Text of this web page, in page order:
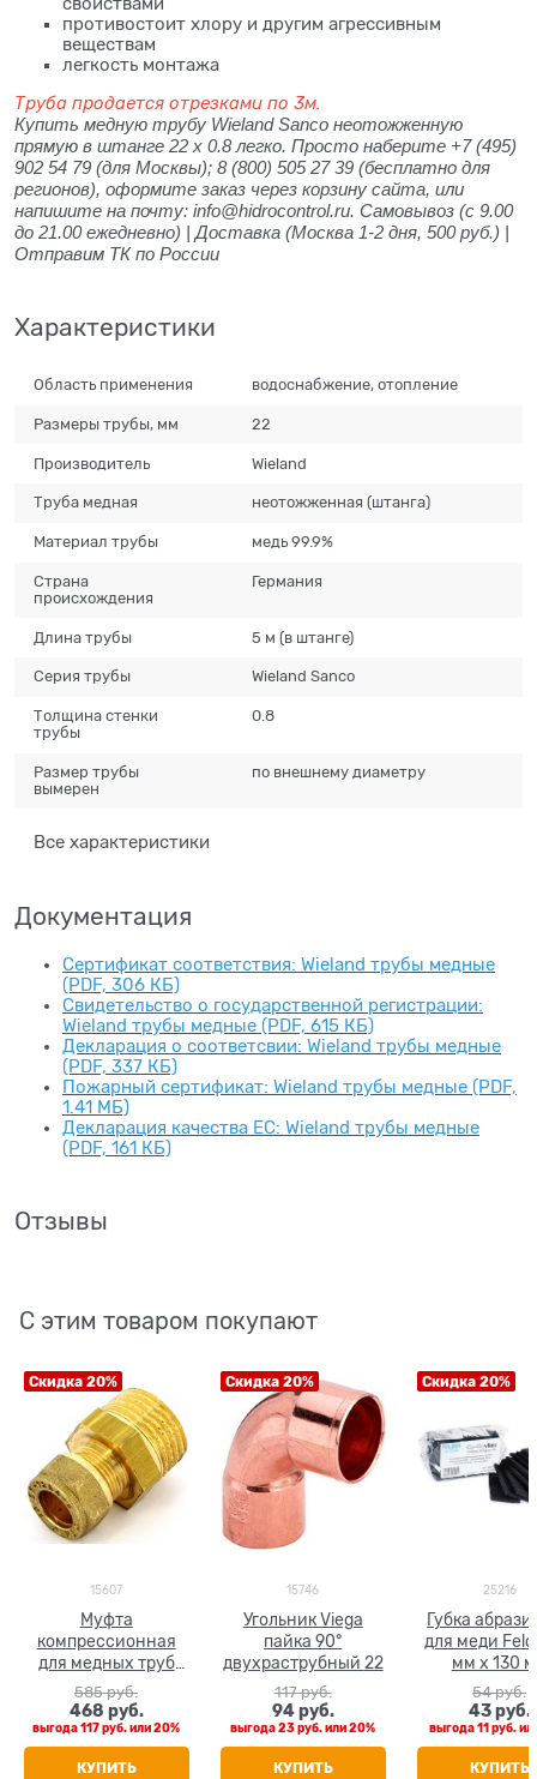
противостоит хлору и другим агрессивным
веществам
легкость монтажа
Труба продается отрезками по 3м.
Купить медную трубу Wieland Sanco неотожженную
прямую в штанге 22 x 0.8 легко. Просто наберите +7 (495)
902 54 79 (для Москвы); 8 (800) 505 27 39 (бесплатно для
регионов), оформите заказ через корзину сайта, или
напишите на почту: info@hidrocontrol.ru. Самовывоз (с 9.00
до 21.00 ежедневно) | Доставка (Москва 1-2 дня, 500 руб.) |
Отправим ТК по России
Характеристики
Область применения водоснабжение, отопление
Размеры трубы, мм 22
Производитель Wieland
Труба медная неотожженная (штанга)
Материал трубы медь 99.9%
Страна
происхождения
Германия
Длина трубы 5 м (в штанге)
Серия трубы Wieland Sanco
Толщина стенки
трубы
0.8
Размер трубы
вымерен
по внешнему диаметру
Все характеристики
Документация
Сертификат соответствия: Wieland трубы медные
(PDF, 306 КБ)
Свидетельство о государственной регистрации:
Wieland трубы медные (PDF, 615 КБ)
Декларация о соответсвии: Wieland трубы медные
(PDF, 337 КБ)
Пожарный сертификат: Wieland трубы медные (PDF,
1.41 МБ)
Декларация качества ЕС: Wieland трубы медные
(PDF, 161 КБ)
Отзывы
С этим товаром покупают
Скидка 20%
15607
Муфта
компрессионная
для медных труб
Tiemme НР 22 х 3/4"
585 руб.
468 руб.
выгода117 руб.или20%
КУПИТЬ
Скидка 20%
15746
Угольник Viega
пайка 90°
двухраструбный 22
117 руб.
94 руб.
выгода23 руб.или20%
КУПИТЬ
Скидка 20%
25216
Губка
для меди
мм х 130
54 руб.
43 руб.
выгода11 руб.
КУПИТЬ